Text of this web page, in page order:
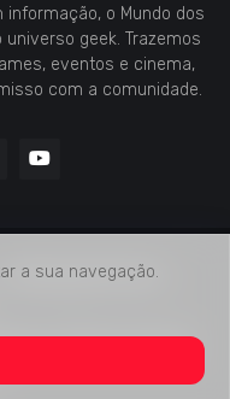
o Mundo dos
geek. Trazemos
eventos e cinema,
com a comunidade.
Verificação de Fatos
a sua navegação.